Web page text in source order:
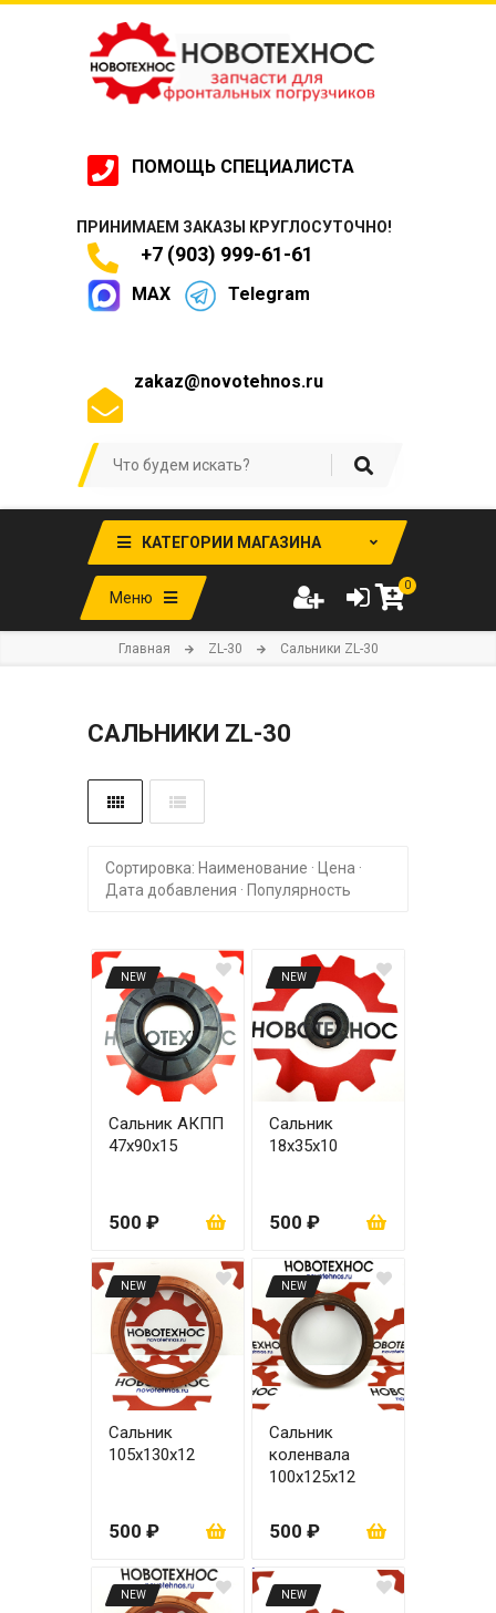
ПОМОЩЬ СПЕЦИАЛИСТА
ПРИНИМАЕМ ЗАКАЗЫ КРУГЛОСУТОЧНО!
+7 (903) 999-61-61
MAX Telegram
zakaz@novotehnos.ru
КАТЕГОРИИ МАГАЗИНА
Меню
0
Главная ZL-30 Сальники ZL-30
САЛЬНИКИ ZL-30
Сортировка: Наименование · Цена ·
Дата добавления · Популярность
NEW
Сальник АКПП
47х90х15
500 ₽
NEW
Сальник
18х35x10
500 ₽
NEW
Сальник
105x130x12
500 ₽
NEW
Сальник
коленвала
100х125х12
500 ₽
NEW NEW